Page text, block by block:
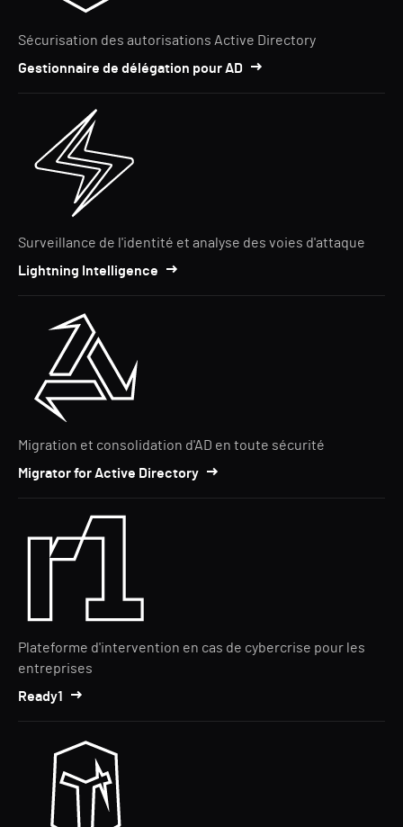
Sécurisation des autorisations Active Directory
Gestionnaire de délégation pour AD
Surveillance de l'identité et analyse des voies d'attaque
Lightning Intelligence
Migration et consolidation d'AD en toute sécurité
Migrator for Active Directory
Plateforme d'intervention en cas de cybercrise pour les
entreprises
Ready1